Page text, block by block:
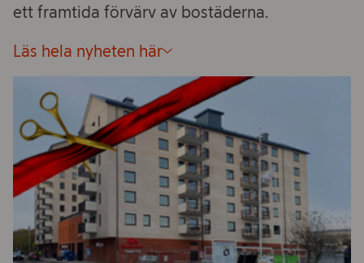
ett framtida förvärv av bostäderna.
Läs hela nyheten här